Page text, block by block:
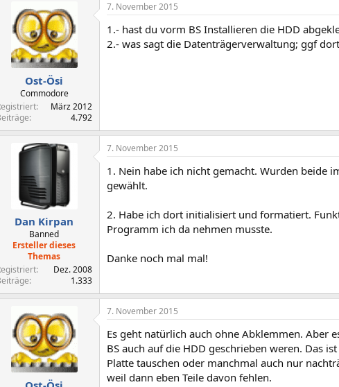
Ost-Ösi
Commodore
März 2012
4.792
7. November 2015
1.- hast du vorm BS Installieren die HDD
2.- was sagt die Datenträgerverwaltung; ggf
Dan Kirpan
Banned
Ersteller dieses
Themas
Dez. 2008
1.333
7. November 2015
1. Nein habe ich nicht gemacht. Wurden beide
gewählt.
2. Habe ich dort initialisiert und formatiert.
Programm ich da nehmen musste.
Danke noch mal mal!
7. November 2015
Es geht natürlich auch ohne Abklemmen. Aber
BS auch auf die HDD geschrieben weren. Das
Platte tauschen oder manchmal auch nur
weil dann eben Teile davon fehlen.